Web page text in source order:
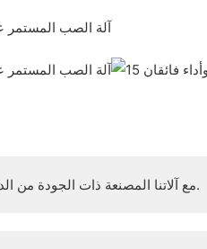
مع آلاتنا المصنعة ذات الجودة من الدرجة الأولى، نتمتع بسمعة عالية.